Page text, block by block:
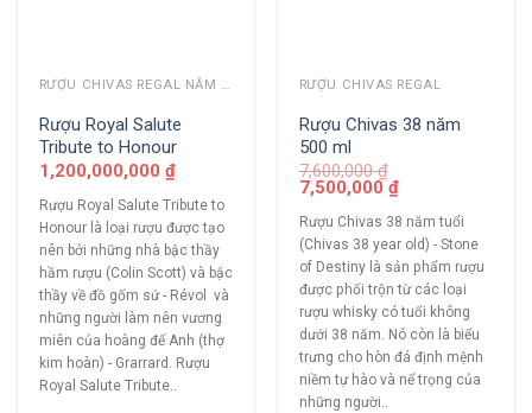
RƯỢU CHIVAS REGAL NĂM CŨ
Rượu Royal Salute
Tribute to Honour
1,200,000,000 ₫
Rượu Royal Salute Tribute to
Honour là loại rượu được tạo
nên bởi những nhà bậc thầy
hầm rượu (Colin Scott) và bậc
thầy về đồ gốm sứ - Révol và
những người làm nên vương
miên của hoàng đế Anh (thợ
kim hoàn) - Grarrard. Rượu
Royal Salute Tribute..
RƯỢU CHIVAS REGAL
Rượu Chivas 38 năm
500 ml
7,600,000₫
7,500,000 ₫
Rượu Chivas 38 năm tuổi
(Chivas 38 year old) - Stone
of Destiny là sản phẩm rượu
được phối trộn từ các loại
rượu whisky có tuổi không
dưới 38 năm. Nó còn là biểu
trưng cho hòn đá định mệnh
niềm tự hào và nể trọng của
những người..